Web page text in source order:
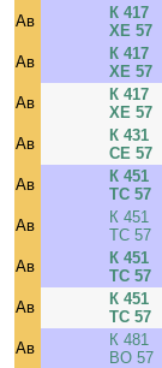
Ав
К 417
ХЕ 57
Ав
К 417
ХЕ 57
Ав
К 417
ХЕ 57
Ав
К 431
СЕ 57
Ав
К 451
ТС 57
Ав
К 451
ТС 57
Ав
К 451
ТС 57
Ав
К 451
ТС 57
Ав
К 481
ВО 57